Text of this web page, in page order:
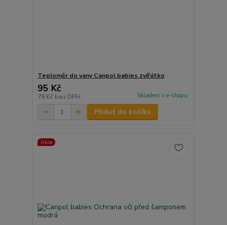
Teploměr do vany Canpol babies zvířátko
95 Kč
79 Kč bez DPH Skladem v e-shopu
Přidat do košíku
Akce